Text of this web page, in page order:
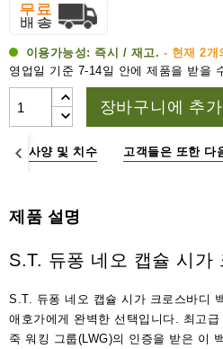
습
도
타
액
리
이용가능성: 즉시 / 재고. - 현재 2개
영업일 기준 7-14일 안에 제품을 받을
장바구니에 추가
사양 및 치수 고객들은 또한 다
제품 설명
S.T. 듀퐁 네오 캡슐 시가
S.T. 듀퐁 네오 캡슐 시가 크로스바디
애호가에게 완벽한 선택입니다. 최고
죽 워킹 그룹(LWG)의 인증을 받은 이